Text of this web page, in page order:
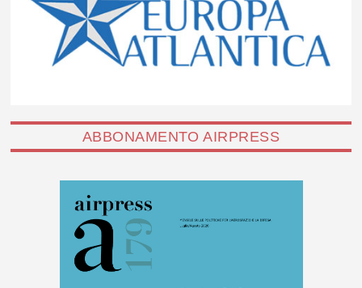
ABBONAMENTO AIRPRESS